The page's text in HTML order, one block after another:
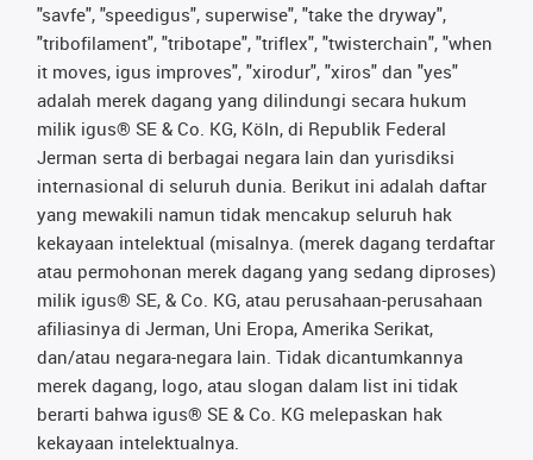
"savfe", "speedigus", superwise", "take the dryway",
"tribofilament", "tribotape", "triflex", "twisterchain", "when
it moves, igus improves", "xirodur", "xiros" dan "yes"
adalah merek dagang yang dilindungi secara hukum
milik igus® SE & Co. KG, Köln, di Republik Federal
Jerman serta di berbagai negara lain dan yurisdiksi
internasional di seluruh dunia. Berikut ini adalah daftar
yang mewakili namun tidak mencakup seluruh hak
kekayaan intelektual (misalnya. (merek dagang terdaftar
atau permohonan merek dagang yang sedang diproses)
milik igus® SE, & Co. KG, atau perusahaan-perusahaan
afiliasinya di Jerman, Uni Eropa, Amerika Serikat,
dan/atau negara-negara lain. Tidak dicantumkannya
merek dagang, logo, atau slogan dalam list ini tidak
berarti bahwa igus® SE & Co. KG melepaskan hak
kekayaan intelektualnya.